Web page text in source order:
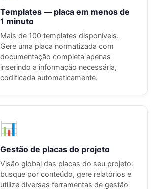
Templates — placa em menos de
1 minuto
Mais de 100 templates disponíveis.
Gere uma placa normatizada com
documentação completa apenas
inserindo a informação necessária,
codificada automaticamente.
📊
Gestão de placas do projeto
Visão global das placas do seu projeto:
busque por conteúdo, gere relatórios e
utilize diversas ferramentas de gestão